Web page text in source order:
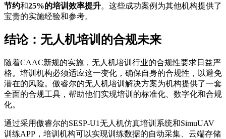
节约和25%的培训效率提升。这些成功案例为其他机构提供了
宝贵的实施经验和参考。
结论：无人机培训的合规未来
随着CAAC新规的实施，无人机培训行业的合规性要求日益严
格。培训机构必须适应这一变化，确保自身的合规性，以避免
潜在的风险。傲睿尔的无人机培训解决方案为机构提供了一套
全面的合规工具，帮助他们实现培训的标准化、数字化和合规
化。
通过采用傲睿尔的SESP-U1无人机仿真培训系统和SimuUAV
训练APP，培训机构可以实现训练数据的自动采集、云端存储